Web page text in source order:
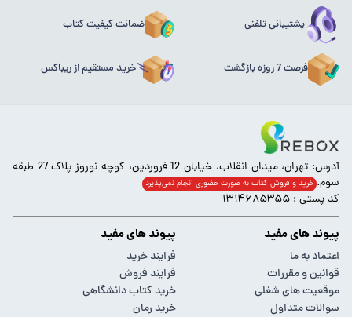
پشتیبانی تلفنی ضمانت کیفیت کتاب
فرصت 7 روزه بازگشت خرید مستقیم از ریباکس
آدرس: تهران، میدان انقلاب، خیابان 12 فروردین، کوچه نوروز پلاک 27 طبقه
سوم. خرید و فروش کتاب به صورت حضوری انجام‌ نمی‌پذیرد
کد پستی : ۱۳۱۴۶۸۵۳۵۵
پیوند های مفید
اعتماد به ما
قوانین و مقررات
موقعیت های شغلی
سوالات متداول
پیوند های مفید
فرایند خرید
فرایند فروش
خرید کتاب دانشگاهی
خرید رمان